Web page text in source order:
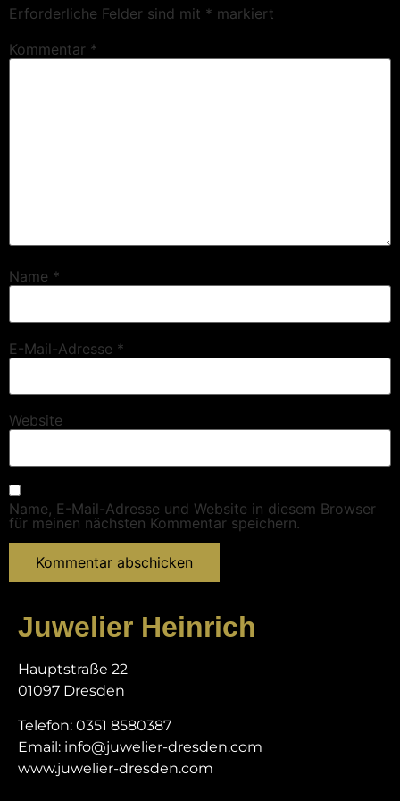
Erforderliche Felder sind mit * markiert
Kommentar *
Name *
E-Mail-Adresse *
Website
Name, E-Mail-Adresse und Website in diesem Browser
für meinen nächsten Kommentar speichern.
Juwelier Heinrich
Hauptstraße 22
01097 Dresden
Telefon: 0351 8580387
Email: info@juwelier-dresden.com
www.juwelier-dresden.com